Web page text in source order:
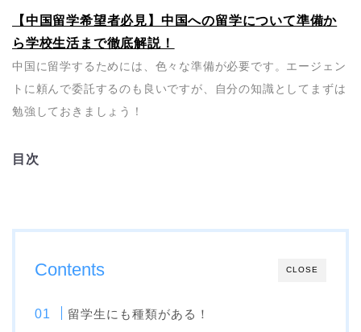
【中国留学希望者必見】中国への留学について準備か
ら学校生活まで徹底解説！
中国に留学するためには、色々な準備が必要です。エージェン
トに頼んで委託するのも良いですが、自分の知識としてまずは
勉強しておきましょう！
目次
CLOSE
Contents
留学生にも種類がある！